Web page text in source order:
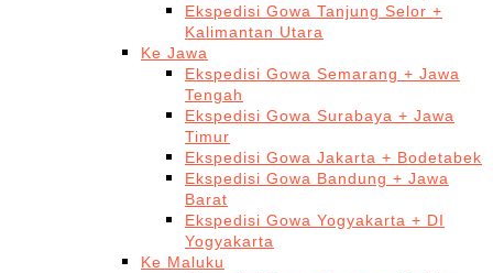
Ekspedisi Gowa Tanjung Selor +
Kalimantan Utara
Ke Jawa
Ekspedisi Gowa Semarang + Jawa
Tengah
Ekspedisi Gowa Surabaya + Jawa
Timur
Ekspedisi Gowa Jakarta + Bodetabek
Ekspedisi Gowa Bandung + Jawa
Barat
Ekspedisi Gowa Yogyakarta + DI
Yogyakarta
Ke Maluku